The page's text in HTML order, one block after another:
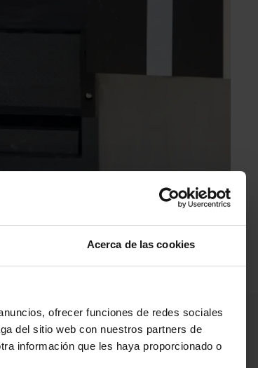
Acerca de las cookies
ofrecer funciones de redes sociales
del sitio web con nuestros partners de
información que les haya proporcionado o